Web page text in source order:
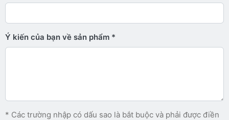
Ý kiến ​​của bạn về sản phẩm
* Các trường nhập có dấu sao là bắt buộc và phải được điền